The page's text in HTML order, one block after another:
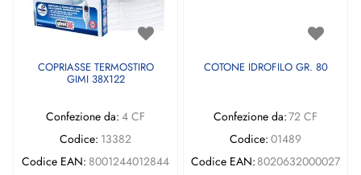
COPRIASSE TERMOSTIRO
GIMI 38X122
Confezione da: 4 CF
Codice: 13382
Codice EAN: 8001244012844
COTONE IDROFILO GR. 80
Confezione da:72 CF
Codice: 01489
Codice EAN: 8020632000027